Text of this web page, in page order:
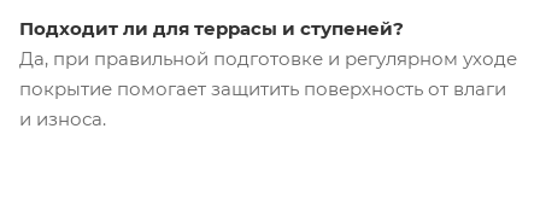
Подходит ли для террасы и ступеней?
Да, при правильной подготовке и регулярном уходе
покрытие помогает защитить поверхность от влаги
и износа.